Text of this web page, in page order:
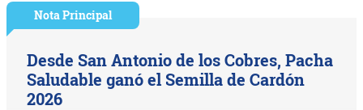
Nota Principal
Desde San Antonio de los Cobres, Pacha
Saludable ganó el Semilla de Cardón
2026